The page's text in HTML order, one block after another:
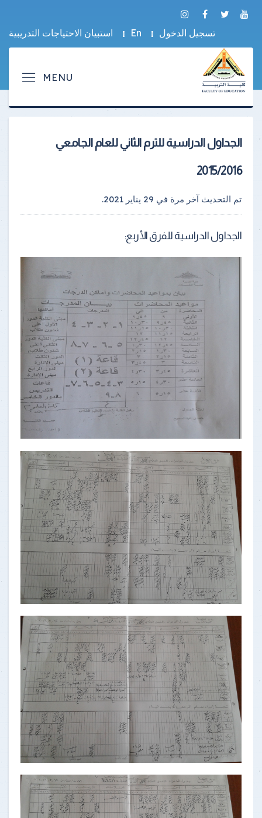
تسجيل الدخول En استبيان الاحتياجات التدريبية
الجداول الدراسية للترم الثاني للعام الجامعي
2015/2016
تم التحديث آخر مرة في 29 يناير 2021 .
الجداول الدراسية للفرق الأربع: